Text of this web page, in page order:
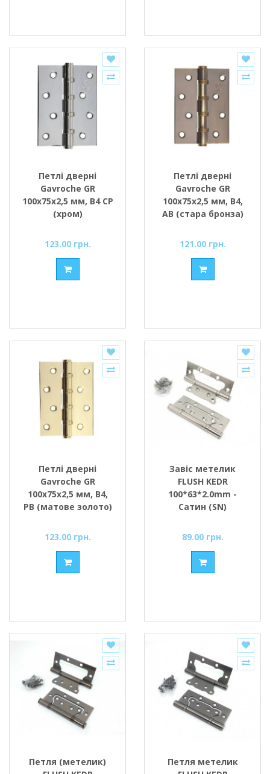
Петлі дверні
Gavroche GR
100x75x2,5 мм, B4 CP
(хром)
123.00 грн.
Петлі дверні
Gavroche GR
100x75x2,5 мм, B4,
АВ (стара бронза)
121.00 грн.
Петлі дверні
Gavroche GR
100x75x2,5 мм, B4,
PB (матове золото)
123.00 грн.
Завіс метелик
FLUSH KEDR
100*63*2.0mm -
Сатин (SN)
89.00 грн.
Петля (метелик)
Петля метелик